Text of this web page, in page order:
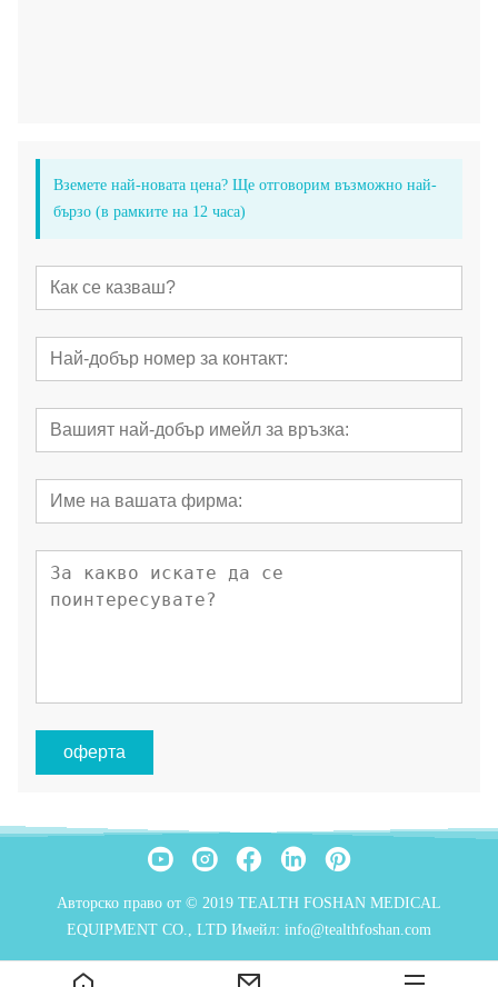
Вземете най-новата цена? Ще отговорим възможно най-
бързо (в рамките на 12 часа)
оферта
Авторско право от © 2019 TEALTH FOSHAN MEDICAL
EQUIPMENT CO., LTD Имейл: info@tealthfoshan.com